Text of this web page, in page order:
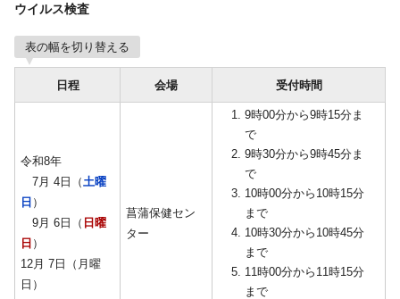
ウイルス検査
表の幅を切り替える
日程 会場 受付時間
令和8年
7月 4日（ 土曜
日 ）
9月 6日（ 日曜
日 ）
12月 7日（月曜
日）
菖蒲保健セン
ター
9時00分から9時15分ま
で
9時30分から9時45分ま
で
10時00分から10時15分
まで
10時30分から10時45分
まで
11時00分から11時15分
まで